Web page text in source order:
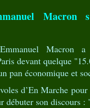
Macron
Macron a
devant quelque
pan économique et
d’En Marche
son discours :